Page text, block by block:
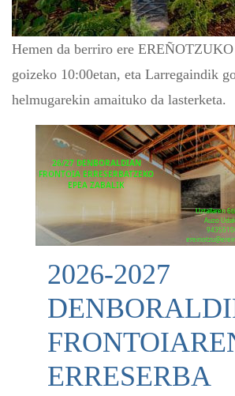
Hemen da berriro ere
goizeko 10:00etan, eta Larregaindik
helmugarekin amaituko da lasterketa.
2026-2027
ERRESERBA